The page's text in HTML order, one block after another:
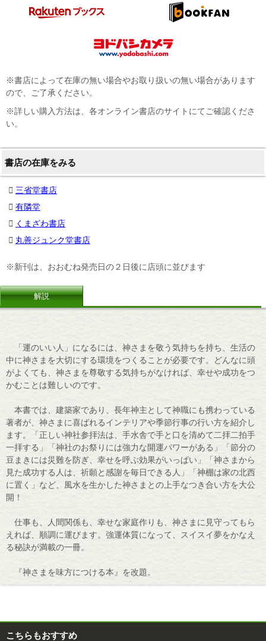
※書店によって在庫の無い場合やお取り扱いの無い場合があります
ので、ご了承ください。
※詳しい購入方法は、各オンライン書店のサイトにてご確認くださ
い。
書店の在庫をみる
三省堂書店
有隣堂
くまざわ書店
丸善ジュンク堂書店
※新刊は、おおむね発売日の２日後に店頭に並びます
解説
「運のいい人」になるには、神さまを敬う気持ちを持ち、生活の
中に神さまを大切にする環境をつくることが必要です。どんなに頭
がよくても、神さまを尊敬する気持ちがなければ、幸せや成功をつ
かむことは難しいのです。
本書では、建築家であり、長年神主として神職にも携わっている
著者が、神さまに喜ばれるインテリアや季節行事の行い方を紹介し
ます。「正しい神社参拝法は、手水舎で手と口を清めて二拝二拍手
一拝する」「神社のお祭りには強力な開運パワーがある」「節分の
豆まきには災難を防ぎ、幸せを呼ぶ効果がいっぱい」「神さまから
見た成功する人は、祈願と感謝を毎日できる人」「神棚は家の北西
に置く」など、風水を生かした神さまとの上手なつき合い方を大公
開！
仕事も、人間関係も、幸せな家庭作りも、神さまに見守ってもら
えれば、順調に運びます。強運体質になって、スイスイ夢をかなえ
る秘訣が満載の一冊。
『神さまを味方につける本』を改題。
こちらもおすすめ